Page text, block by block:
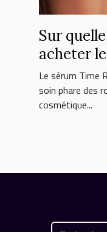
Sur
acheter
Le sérum Time
soin phare des
cosmétique...